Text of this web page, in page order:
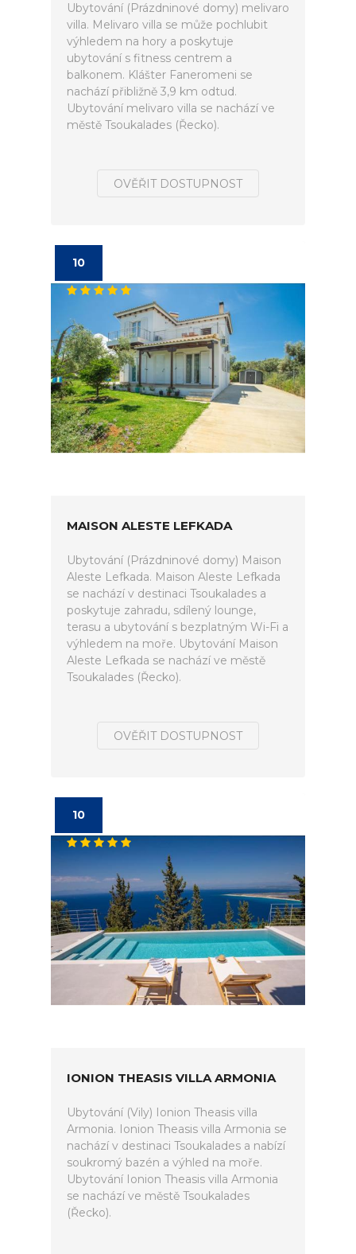
Ubytování (Prázdninové domy) melivaro
villa. Melivaro villa se může pochlubit
výhledem na hory a poskytuje
ubytování s fitness centrem a
balkonem. Klášter Faneromeni se
nachází přibližně 3,9 km odtud.
Ubytování melivaro villa se nachází ve
městě Tsoukalades (Řecko).
OVĚŘIT DOSTUPNOST
10
MAISON ALESTE LEFKADA
Ubytování (Prázdninové domy) Maison
Aleste Lefkada. Maison Aleste Lefkada
se nachází v destinaci Tsoukalades a
poskytuje zahradu, sdílený lounge,
terasu a ubytování s bezplatným Wi-Fi a
výhledem na moře. Ubytování Maison
Aleste Lefkada se nachází ve městě
Tsoukalades (Řecko).
OVĚŘIT DOSTUPNOST
10
IONION THEASIS VILLA ARMONIA
Ubytování (Vily) Ionion Theasis villa
Armonia. Ionion Theasis villa Armonia se
nachází v destinaci Tsoukalades a nabízí
soukromý bazén a výhled na moře.
Ubytování Ionion Theasis villa Armonia
se nachází ve městě Tsoukalades
(Řecko).